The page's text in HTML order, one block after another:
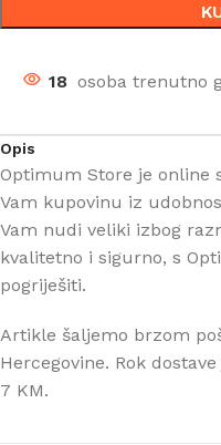
18 osoba trenutno
Opis
Optimum Store je online
Vam kupovinu iz
Vam nudi veliki izbog
kvalitetno i sigurno, s
pogriješiti.
Artikle šaljemo brzom
Hercegovine. Rok
7 KM.